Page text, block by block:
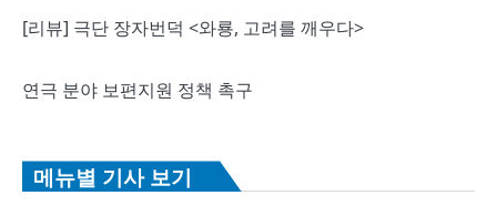
[리뷰] 극단 장자번덕 <와룡, 고려를 깨우다>
연극 분야 보편지원 정책 촉구
메뉴별 기사 보기